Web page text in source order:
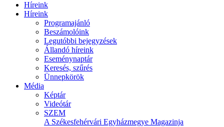
Híreink
Híreink
Programajánló
Beszámolóink
Legutóbbi bejegyzések
Állandó híreink
Eseménynaptár
Keresés, szűrés
Ünnepkörök
Média
Képtár
Videótár
SZEM
A Székesfehérvári Egyházmegye Magazinja